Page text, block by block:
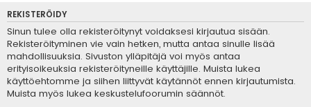
REKISTERÖIDY
Sinun tulee olla rekisteröitynyt voidaksesi kirjautua sisään.
Rekisteröityminen vie vain hetken, mutta antaa sinulle lisää
mahdollisuuksia. Sivuston ylläpitäjä voi myös antaa
erityisoikeuksia rekisteröityneille käyttäjille. Muista lukea
käyttöehtomme ja siihen liittyvät käytännöt ennen kirjautumista.
Muista myös lukea keskustelufoorumin säännöt.